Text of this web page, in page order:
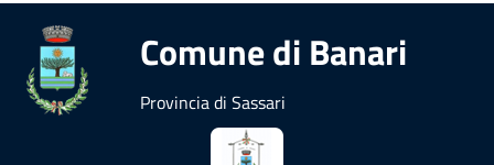
Comune di Banari
Provincia di Sassari